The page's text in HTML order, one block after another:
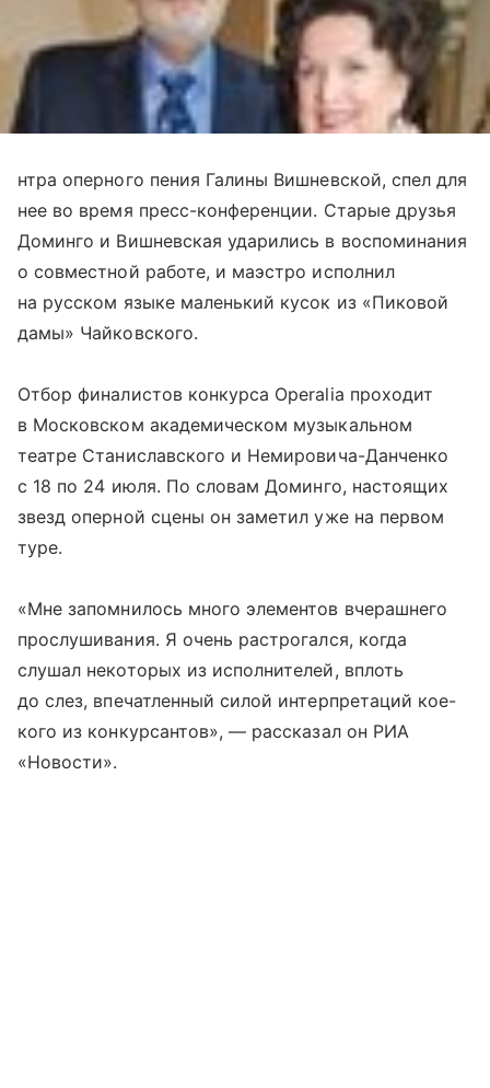
нтра оперного пения Галины Вишневской, спел для
нее во время пресс-конференции. Старые друзья
Доминго и Вишневская ударились в воспоминания
о совместной работе, и маэстро исполнил
на русском языке маленький кусок из «Пиковой
дамы» Чайковского.
Отбор финалистов конкурса Operalia проходит
в Московском академическом музыкальном
театре Станиславского и Немировича-Данченко
с 18 по 24 июля. По словам Доминго, настоящих
звезд оперной сцены он заметил уже на первом
туре.
«Мне запомнилось много элементов вчерашнего
прослушивания. Я очень растрогался, когда
слушал некоторых из исполнителей, вплоть
до слез, впечатленный силой интерпретаций кое-
кого из конкурсантов», — рассказал он РИА
«Новости».